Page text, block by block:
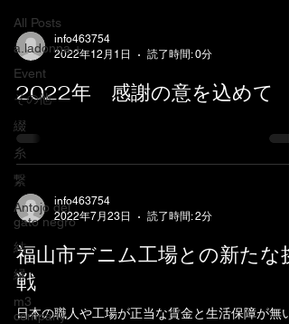
All Posts
a.ladonna.+
Event
その他
綴
糸
繋
Antojo del
gato negro
結
縁
m3
company
info463754
2022年12月1日
読了時間: 0分
2022年 感謝の意を込めて
info463754
2022年7月23日
読了時間: 2分
福山市デニム工場との新たな挑
戦
日本の職人や工場が正当な賃金と生活保障が無い